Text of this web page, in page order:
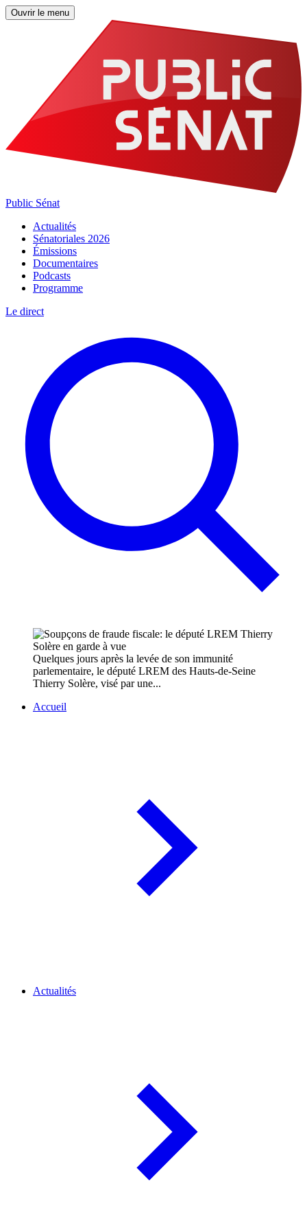
Ouvrir le menu
Public Sénat
Actualités
Sénatoriales 2026
Émissions
Documentaires
Podcasts
Programme
Le direct
Quelques jours après la levée de son immunité
parlementaire, le député LREM des Hauts-de-Seine
Thierry Solère, visé par une...
Accueil
Actualités